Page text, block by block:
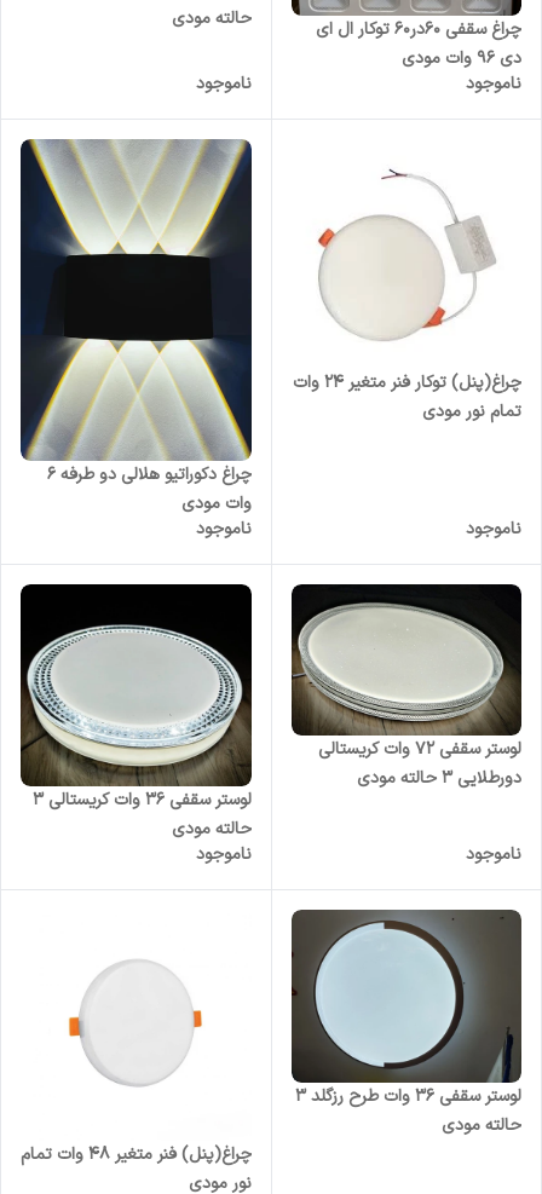
چراغ سقفی 60در60 توکار ال ای
دی 96 وات مودی
ناموجود
حالته مودی
ناموجود
چراغ(پنل) توکار فنر متغیر 24 وات
تمام نور مودی
ناموجود
چراغ دکوراتیو هلالی دو طرفه ۶
وات مودی
ناموجود
لوستر سقفی 72 وات کریستالی
دورطلایی 3 حالته مودی
ناموجود
لوستر سقفی ۳۶ وات کریستالی 3
حالته مودی
ناموجود
لوستر سقفی ۳۶ وات طرح رزگلد 3
حالته مودی
چراغ(پنل) فنر متغیر 48 وات تمام
نور مودی